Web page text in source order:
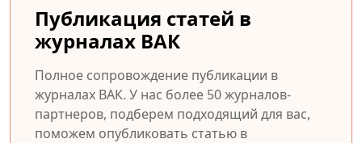
Публикация статей в
журналах ВАК
Полное сопровождение публикации в
журналах ВАК. У нас более 50 журналов-
партнеров, подберем подходящий для вас,
поможем опубликовать статью в